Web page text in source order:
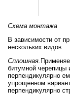
Схема монтажа
В зависимости от
нескольких видов.
Сплошная.
битумной черепицы
перпендикулярно
упрощенном
перпендикулярно